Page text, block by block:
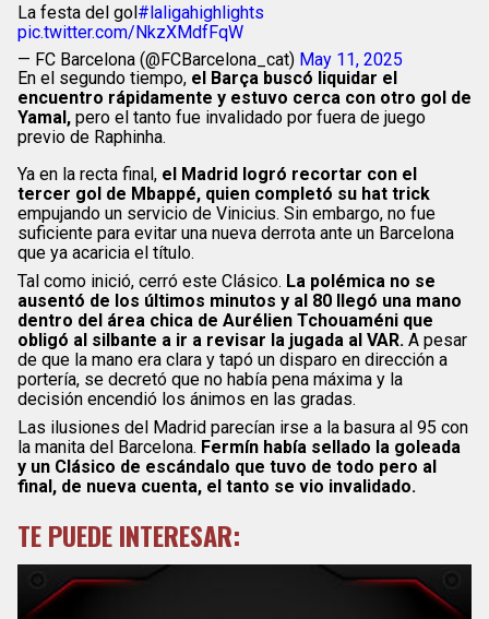
La festa del gol#laligahighlights
pic.twitter.com/NkzXMdfFqW
— FC Barcelona (@FCBarcelona_cat) May 11, 2025
En el segundo tiempo, el Barça buscó liquidar el
encuentro rápidamente y estuvo cerca con otro gol de
Yamal, pero el tanto fue invalidado por fuera de juego
previo de Raphinha.
Ya en la recta final, el Madrid logró recortar con el
tercer gol de Mbappé, quien completó su hat trick
empujando un servicio de Vinicius. Sin embargo, no fue
suficiente para evitar una nueva derrota ante un Barcelona
que ya acaricia el título.
Tal como inició, cerró este Clásico. La polémica no se
ausentó de los últimos minutos y al 80 llegó una mano
dentro del área chica de Aurélien Tchouaméni que
obligó al silbante a ir a revisar la jugada al VAR. A pesar
de que la mano era clara y tapó un disparo en dirección a
portería, se decretó que no había pena máxima y la
decisión encendió los ánimos en las gradas.
Las ilusiones del Madrid parecían irse a la basura al 95 con
la manita del Barcelona. Fermín había sellado la goleada
y un Clásico de escándalo que tuvo de todo pero al
final, de nueva cuenta, el tanto se vio invalidado.
TE PUEDE INTERESAR: